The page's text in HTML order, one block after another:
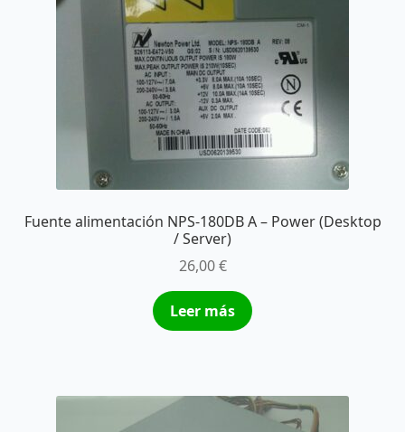
Fuente alimentación NPS-180DB A – Power (Desktop
/ Server)
26,00€
Leer más